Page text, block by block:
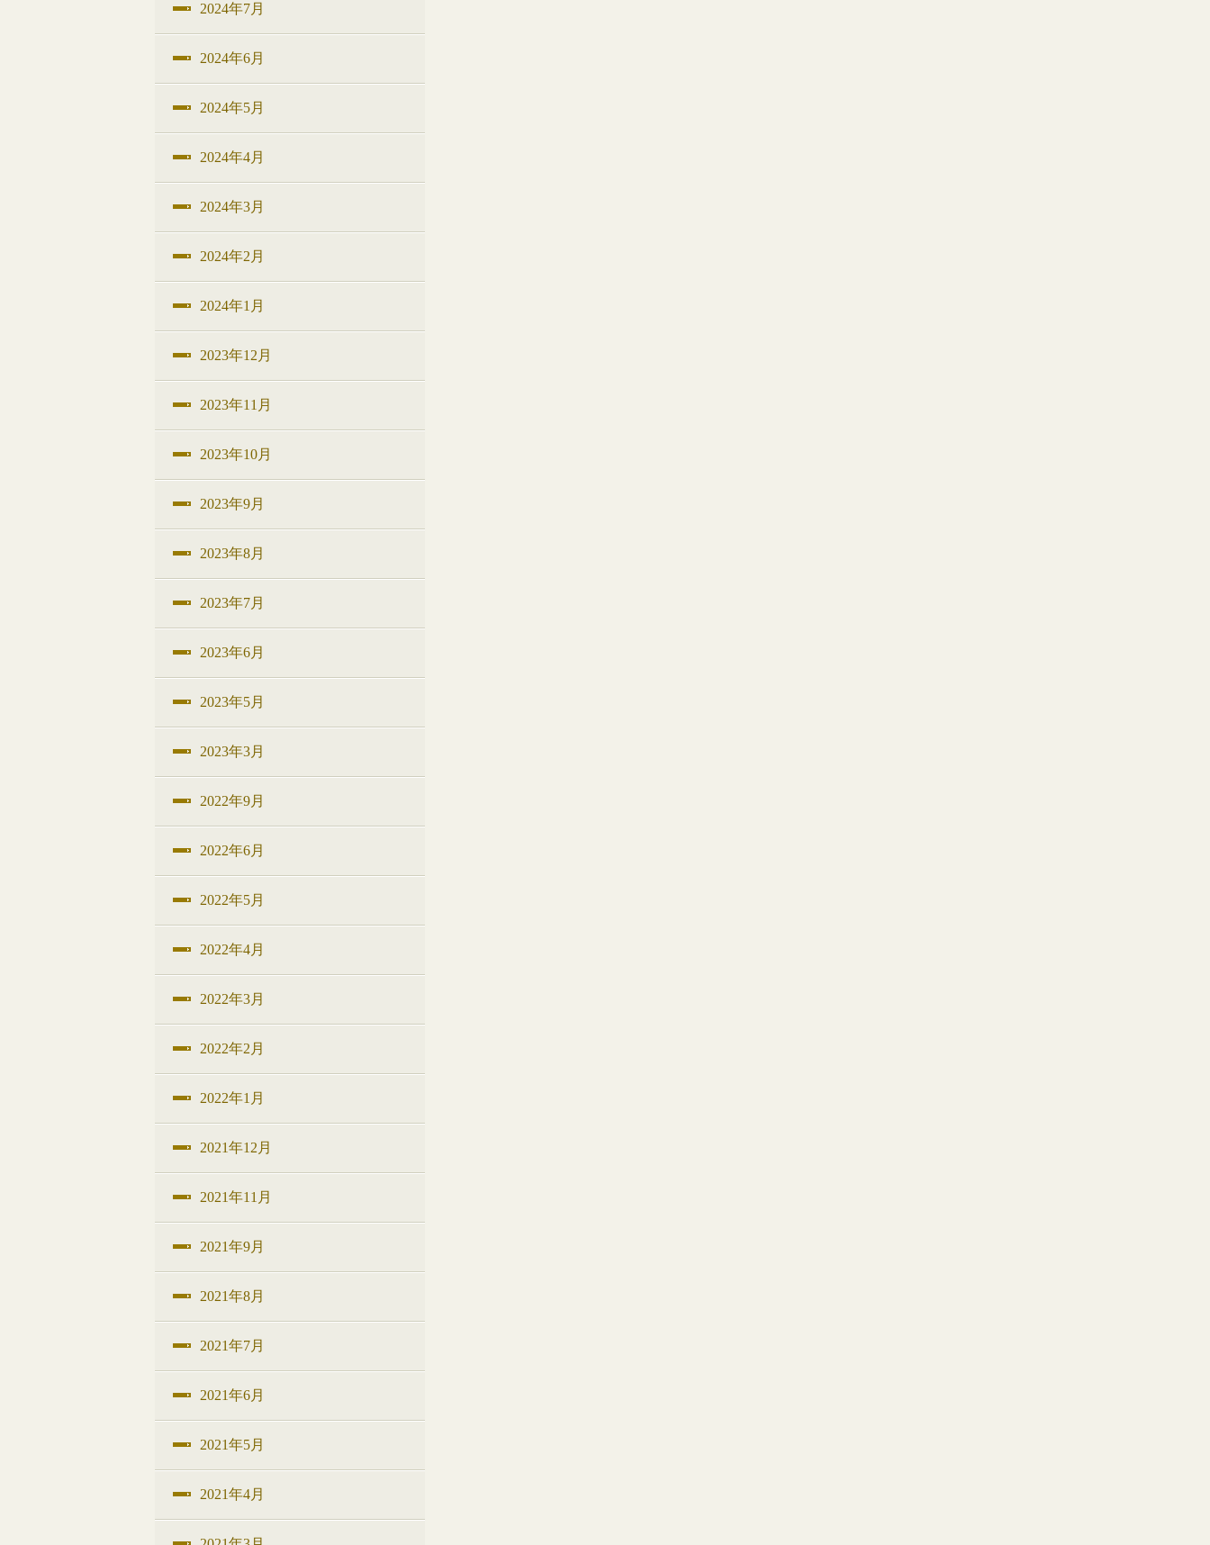
2024年7月
2024年6月
2024年5月
2024年4月
2024年3月
2024年2月
2024年1月
2023年12月
2023年11月
2023年10月
2023年9月
2023年8月
2023年7月
2023年6月
2023年5月
2023年3月
2022年9月
2022年6月
2022年5月
2022年4月
2022年3月
2022年2月
2022年1月
2021年12月
2021年11月
2021年9月
2021年8月
2021年7月
2021年6月
2021年5月
2021年4月